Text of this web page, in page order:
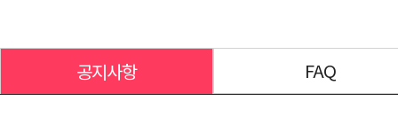
공지사항 FAQ